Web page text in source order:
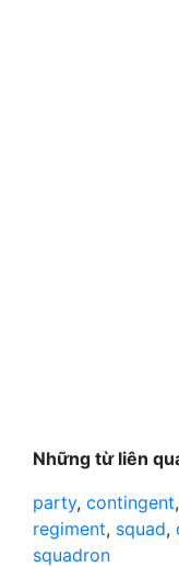
Những từ liên
party, contingent,
regiment, squad,
squadron